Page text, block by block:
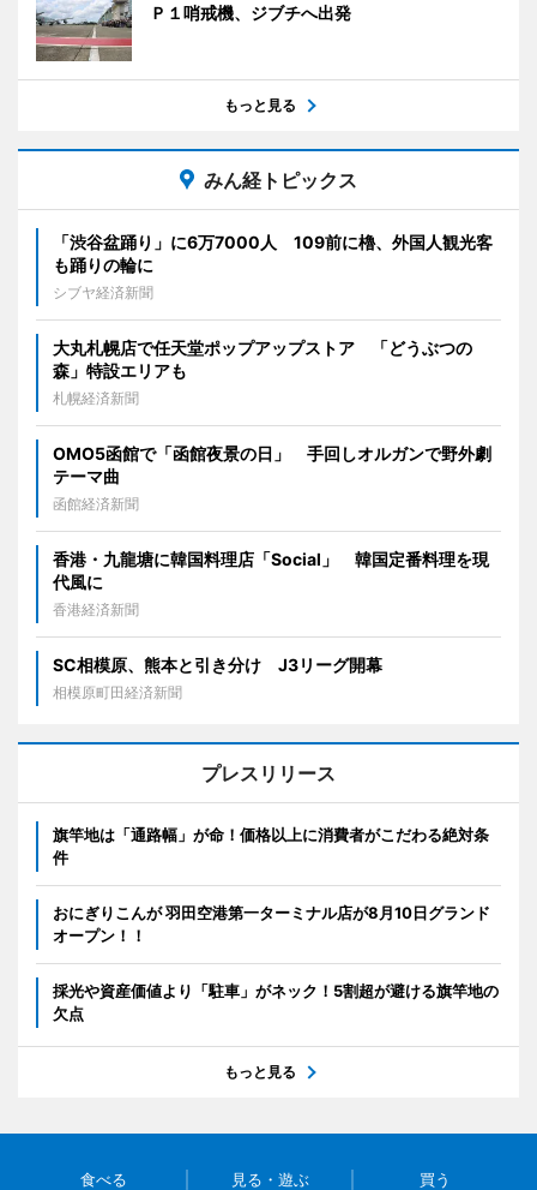
Ｐ１哨戒機、ジブチへ出発
もっと見る
みん経トピックス
「渋谷盆踊り」に6万7000人 109前に櫓、外国人観光客
も踊りの輪に
シブヤ経済新聞
大丸札幌店で任天堂ポップアップストア 「どうぶつの
森」特設エリアも
札幌経済新聞
OMO5函館で「函館夜景の日」 手回しオルガンで野外劇
テーマ曲
函館経済新聞
香港・九龍塘に韓国料理店「Social」 韓国定番料理を現
代風に
香港経済新聞
SC相模原、熊本と引き分け J3リーグ開幕
相模原町田経済新聞
プレスリリース
旗竿地は「通路幅」が命！価格以上に消費者がこだわる絶対条
件
おにぎりこんが 羽田空港第一ターミナル店が8月10日グランド
オープン！！
採光や資産価値より「駐車」がネック！5割超が避ける旗竿地の
欠点
もっと見る
食べる 見る・遊ぶ 買う